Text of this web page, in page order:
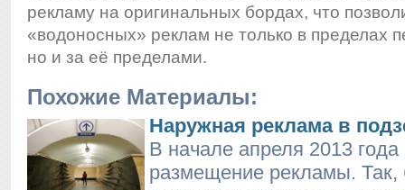
рекламу на оригинальных бордах, что
«водоносных» реклам не только в пределах
но и за её пределами.
Похожие Материалы:
Наружная реклама в
В начале апреля 2013
размещение рекламы. Так,